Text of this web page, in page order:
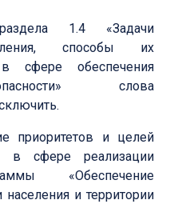
1.4 «Задачи
способы их
сфере обеспечения
слова
приоритетов и целей
в сфере реализации
«Обеспечение
и территории